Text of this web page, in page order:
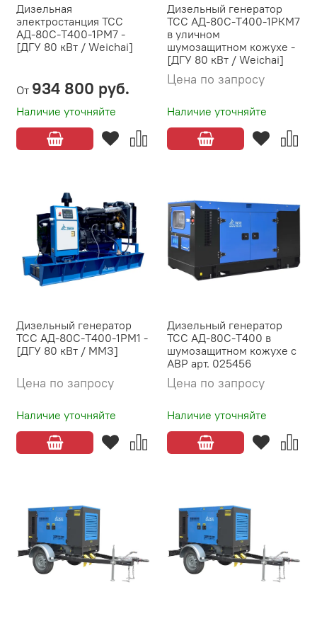
Дизельная
электростанция ТСС
АД-80С-Т400-1РМ7 -
[ДГУ 80 кВт / Weichai]
Наличие уточняйте
От 934 800 руб.
Дизельный генератор
ТСС АД-80С-Т400-1РКМ7
в уличном
шумозащитном кожухе -
[ДГУ 80 кВт / Weichai]
Наличие уточняйте
Цена по запросу
Дизельный генератор
ТСС АД-80С-Т400-1РМ1 -
[ДГУ 80 кВт / ММЗ]
Наличие уточняйте
Цена по запросу
Дизельный генератор
ТСС АД-80С-Т400 в
шумозащитном кожухе с
АВР арт. 025456
Наличие уточняйте
Цена по запросу